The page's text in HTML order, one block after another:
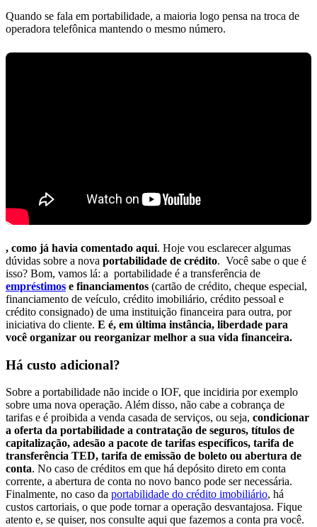
Quando se fala em portabilidade, a maioria logo pensa na troca de
operadora telefônica mantendo o mesmo número.
, como já havia comentado aqui. Hoje vou esclarecer algumas
dúvidas sobre a nova portabilidade de crédito. Você sabe o que é
isso? Bom, vamos lá: a portabilidade é a transferência de
empréstimos e financiamentos (cartão de crédito, cheque especial,
financiamento de veículo, crédito imobiliário, crédito pessoal e
crédito consignado) de uma instituição financeira para outra, por
iniciativa do cliente. E é, em última instância, liberdade para
você organizar ou reorganizar melhor a sua vida financeira.
Há custo adicional?
Sobre a portabilidade não incide o IOF, que incidiria por exemplo
sobre uma nova operação. Além disso, não cabe a cobrança de
tarifas e é proibida a venda casada de serviços, ou seja, condicionar
a oferta da portabilidade a contratação de seguros, títulos de
capitalização, adesão a pacote de tarifas específicos, tarifa de
transferência TED, tarifa de emissão de boleto ou abertura de
conta. No caso de créditos em que há depósito direto em conta
corrente, a abertura de conta no novo banco pode ser necessária.
Finalmente, no caso da portabilidade do crédito imobiliário, há
custos cartoriais, o que pode tornar a operação desvantajosa. Fique
atento e, se quiser, nos consulte aqui que fazemos a conta pra você.